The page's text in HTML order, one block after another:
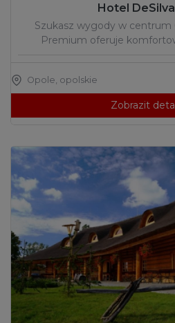
Hotel
Szukasz wygody w centrum
Premium oferuje
Opole opolskie
Zobrazit